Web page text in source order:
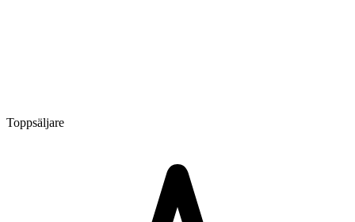
Toppsäljare